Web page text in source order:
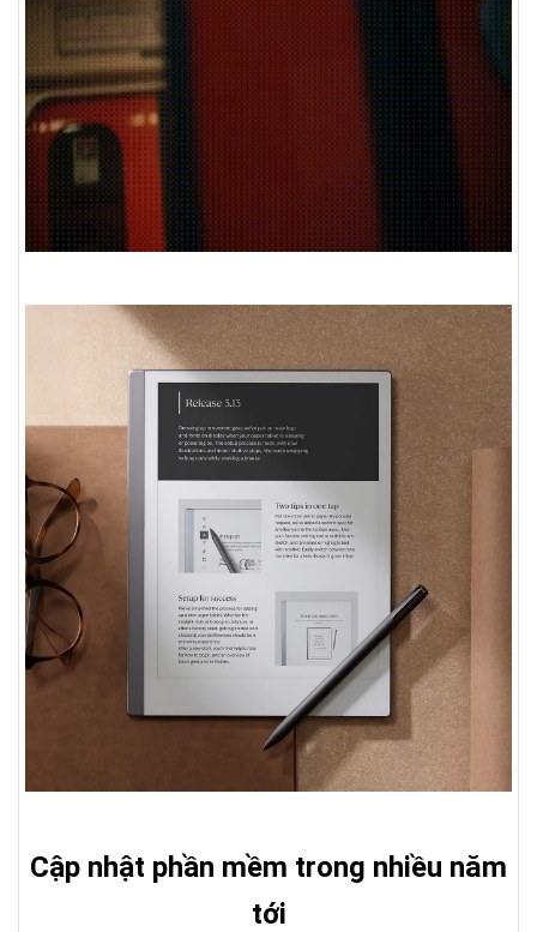
Cập nhật phần mềm trong nhiều năm
tới